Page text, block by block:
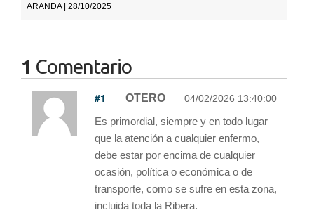
ARANDA | 28/10/2025
1 Comentario
#1 OTERO 04/02/2026 13:40:00
Es primordial, siempre y en todo lugar
que la atención a cualquier enfermo,
debe estar por encima de cualquier
ocasión, política o económica o de
transporte, como se sufre en esta zona,
incluida toda la Ribera.